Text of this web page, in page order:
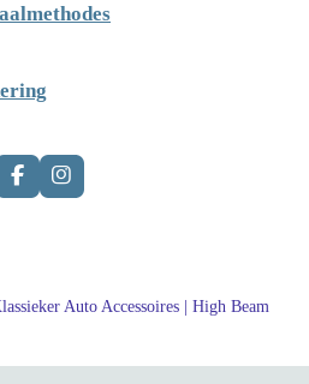
F
a
k
I
n
a
Auto Accessoires | High Beam